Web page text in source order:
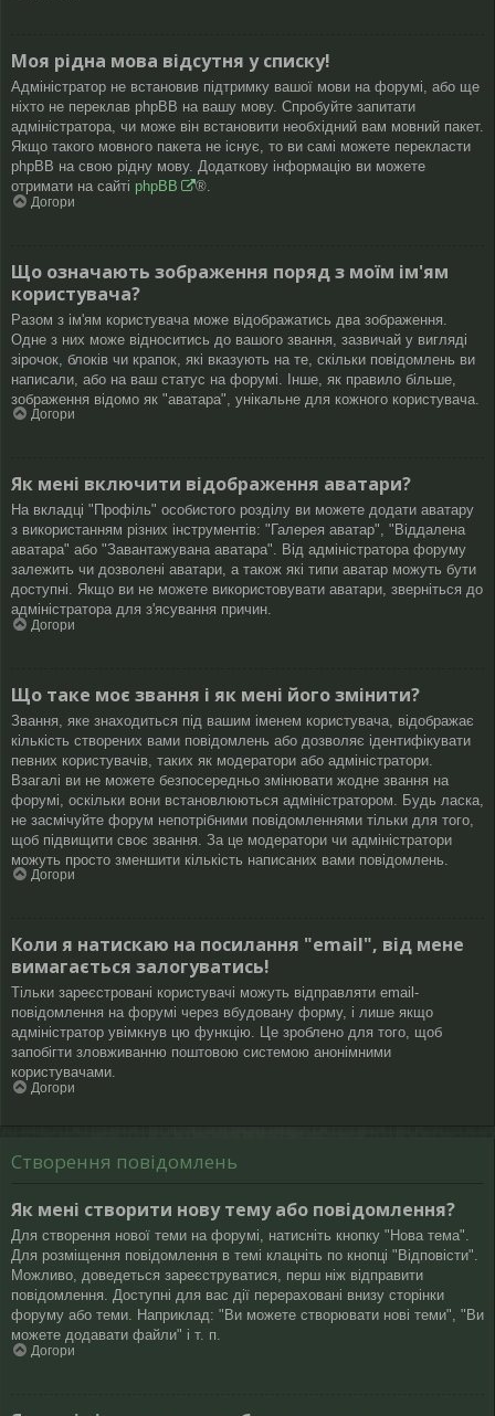
Моя рідна мова відсутня у списку!
Адміністратор не встановив підтримку вашої мови на форумі, або ще
ніхто не переклав phpBB на вашу мову. Спробуйте запитати
адміністратора, чи може він встановити необхідний вам мовний пакет.
Якщо такого мовного пакета не існує, то ви самі можете перекласти
phpBB на свою рідну мову. Додаткову інформацію ви можете
отримати на сайті phpBB ®.
Догори
Що означають зображення поряд з моїм ім'ям
користувача?
Разом з ім'ям користувача може відображатись два зображення.
Одне з них може відноситись до вашого звання, зазвичай у вигляді
зірочок, блоків чи крапок, які вказують на те, скільки повідомлень ви
написали, або на ваш статус на форумі. Інше, як правило більше,
зображення відомо як "аватара", унікальне для кожного користувача.
Догори
Як мені включити відображення аватари?
На вкладці "Профіль" особистого розділу ви можете додати аватару
з використанням різних інструментів: "Галерея аватар", "Віддалена
аватара" або "Завантажувана аватара". Від адміністратора форуму
залежить чи дозволені аватари, а також які типи аватар можуть бути
доступні. Якщо ви не можете використовувати аватари, зверніться до
адміністратора для з'ясування причин.
Догори
Що таке моє звання і як мені його змінити?
Звання, яке знаходиться під вашим іменем користувача, відображає
кількість створених вами повідомлень або дозволяє ідентифікувати
певних користувачів, таких як модератори або адміністратори.
Взагалі ви не можете безпосередньо змінювати жодне звання на
форумі, оскільки вони встановлюються адміністратором. Будь ласка,
не засмічуйте форум непотрібними повідомленнями тільки для того,
щоб підвищити своє звання. За це модератори чи адміністратори
можуть просто зменшити кількість написаних вами повідомлень.
Догори
Коли я натискаю на посилання "email", від мене
вимагається залогуватись!
Тільки зареєстровані користувачі можуть відправляти email-
повідомлення на форумі через вбудовану форму, і лише якщо
адміністратор увімкнув цю функцію. Це зроблено для того, щоб
запобігти зловживанню поштовою системою анонімними
користувачами.
Догори
Створення повідомлень
Як мені створити нову тему або повідомлення?
Для створення нової теми на форумі, натисніть кнопку "Нова тема".
Для розміщення повідомлення в темі клацніть по кнопці "Відповісти".
Можливо, доведеться зареєструватися, перш ніж відправити
повідомлення. Доступні для вас дії перераховані внизу сторінки
форуму або теми. Наприклад: "Ви можете створювати нові теми", "Ви
можете додавати файли" і т. п.
Догори